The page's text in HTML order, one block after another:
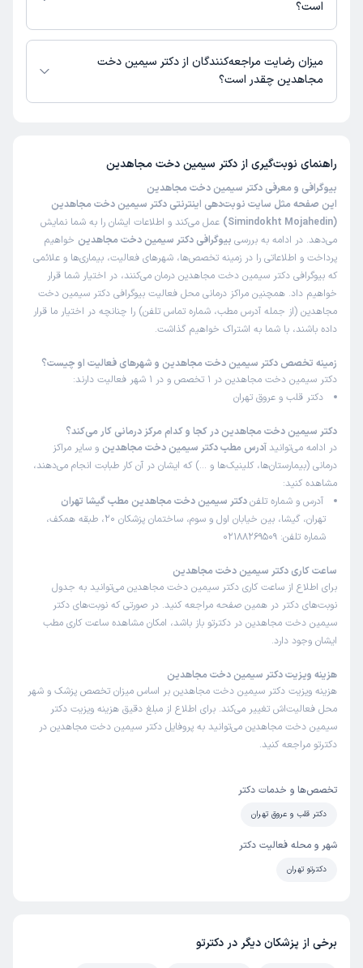
است؟
دکتر سیمین دخت مجاهدین از روز سه‌شنبه 20 مرداد 1405 بیمار جدید
می‌پذیرند.
میزان رضایت مراجعه‌کنندگان از دکتر سیمین دخت
مجاهدین چقدر است؟
راهنمای نوبت‌گیری از دکتر سیمین دخت مجاهدین
بیوگرافی و معرفی دکتر سیمین دخت مجاهدین
این صفحه مثل سایت نوبت‌دهی اینترنتی دکتر سیمین دخت مجاهدین
(Simindokht Mojahedin)
عمل می‌کند و اطلاعات ایشان را به شما نمایش
می‌دهد. در ادامه به بررسی بیوگرافی دکتر سیمین دخت مجاهدین خواهیم
پرداخت و اطلاعاتی را در زمینه تخصص‌ها، شهرهای فعالیت، بیماری‌ها و علائمی
که بیوگرافی دکتر سیمین دخت مجاهدین درمان می‌کنند، در اختیار شما قرار
خواهیم داد. همچنین مراکز درمانی محل فعالیت بیوگرافی دکتر سیمین دخت
مجاهدین (از جمله آدرس مطب، شماره تماس تلفن) را چنانچه در اختیار ما قرار
داده باشند، با شما به اشتراک خواهیم گذاشت.
زمینه تخصص دکتر سیمین دخت مجاهدین و شهرهای فعالیت او چیست؟
دکتر سیمین دخت مجاهدین در 1 تخصص و در 1 شهر فعالیت دارند:
دکتر قلب و عروق تهران
دکتر سیمین دخت مجاهدین در کجا و کدام مرکز درمانی کار می‌کند؟
در ادامه می‌توانید آدرس مطب دکتر سیمین دخت مجاهدین و سایر مراکز
درمانی (بیمارستان‌ها، کلینیک‌ها و …) که ایشان در آن کار طبابت انجام می‌دهند،
مشاهده کنید:
آدرس و شماره تلفندکتر سیمین دخت مجاهدین مطب گیشا تهران
تهران، گیشا، بین خیابان اول و سوم، ساختمان پزشکان 20، طبقه همکف،
شماره تلفن: 02188269509
ساعت کاری دکتر سیمین دخت مجاهدین
برای اطلاع از ساعت کاری دکتر سیمین دخت مجاهدین می‌توانید به جدول
نوبت‌های دکتر در همین صفحه مراجعه کنید. در صورتی که نوبت‌های دکتر
سیمین دخت مجاهدین در دکترتو باز باشد، امکان مشاهده ساعت کاری مطب
ایشان وجود دارد.
هزینه ویزیت دکتر سیمین دخت مجاهدین
هزینه ویزیت دکتر سیمین دخت مجاهدین بر اساس میزان تخصص پزشک و شهر
محل فعالیت‌اش تغییر می‌کند. برای اطلاع از مبلغ دقیق هزینه ویزیت دکتر
سیمین دخت مجاهدین می‌توانید به پروفایل دکتر سیمین دخت مجاهدین در
دکترتو مراجعه کنید.
تخصص‌ها و خدمات دکتر
دکتر قلب و عروق تهران
شهر و محله فعالیت دکتر
دکترتو تهران
برخی از پزشکان دیگر در دکترتو